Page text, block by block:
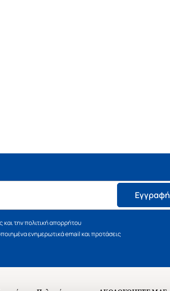
Εγγραφή
την πολιτική απορρήτου
ενημερωτικά email και προτάσεις